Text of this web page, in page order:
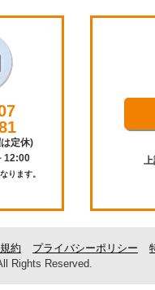
定休)
12:00
ります。
約 プライバシーポリシー
Rights Reserved.